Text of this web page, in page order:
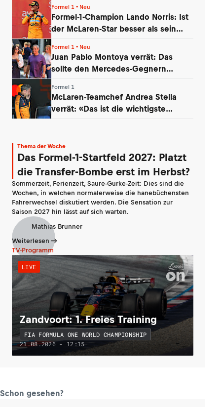
Formel 1 • Neu
Formel-1-Champion Lando Norris: Ist
der McLaren-Star besser als sein
Formel 1 • Neu
Juan Pablo Montoya verrät: Das
sollte den Mercedes-Gegnern
Formel 1
McLaren-Teamchef Andrea Stella
verrät: «Das ist die wichtigste
Thema der Woche
Das Formel-1-Startfeld 2027: Platzt
die Transfer-Bombe erst im Herbst?
Sommerzeit, Ferienzeit, Saure-Gurke-Zeit: Dies sind die
Wochen, in welchen normalerweise die hanebüchensten
Fahrerwechsel diskutiert werden. Die Sensation zur
Saison 2027 hin lässt auf sich warten.
Mathias Brunner
Weiterlesen
TV-Programm
LIVE
Zandvoort: 1. Freies Training
FIA FORMULA ONE WORLD CHAMPIONSHIP
21.08.2026 - 12:15
Schon gesehen?